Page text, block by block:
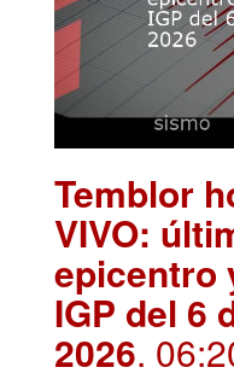
Temblor
VIVO:
epicentro
IGP del 6
2026.